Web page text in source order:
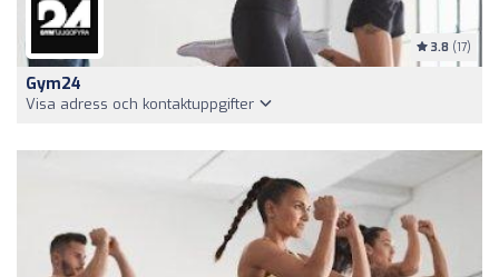
3.8 (17)
Gym24
Visa adress och kontaktuppgifter